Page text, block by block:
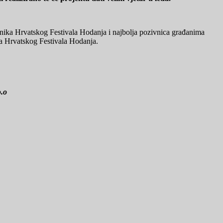
Hrvatskog Festivala Hodanja i najbolja pozivnica građanima
Hrvatskog Festivala Hodanja.